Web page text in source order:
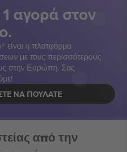
αγορά στον
είναι η πλατφόρμα
με τους περισσότερους
στην Ευρώπη. Σας
ΝΑ ΠΟΥΛΆΤΕ
από την